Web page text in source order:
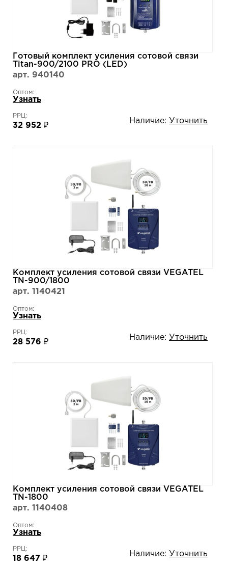
Готовый комплект усиления сотовой связи
Titan-900/2100 PRO (LED)
арт. 940140
Оптом:
Узнать
РРЦ:
32 952 ₽
Наличие: Уточнить
Комплект усиления сотовой связи VEGATEL
TN-900/1800
арт. 1140421
Оптом:
Узнать
РРЦ:
28 576 ₽
Наличие: Уточнить
Комплект усиления сотовой связи VEGATEL
TN-1800
арт. 1140408
Оптом:
Узнать
РРЦ:
18 647 ₽
Наличие: Уточнить